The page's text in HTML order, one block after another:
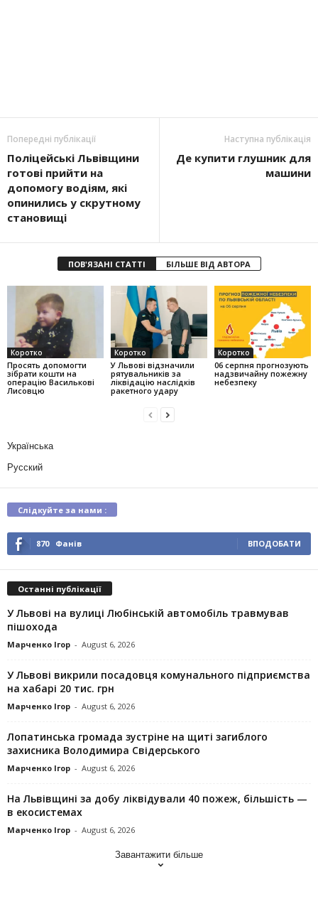
Попередні публікації
Поліцейські Львівщини
готові прийти на
допомогу водіям, які
опинились у скрутному
становищі
Наступна публікація
Де купити глушник для
машини
ПОВ'ЯЗАНІ СТАТТІ БІЛЬШЕ ВІД АВТОРА
Коротко
Просять допомогти
зібрати кошти на
операцію Василькові
Лисовцю
Коротко
У Львові відзначили
рятувальників за
ліквідацію наслідків
ракетного удару
Коротко
06 серпня прогнозують
надзвичайну пожежну
небезпеку
Українська
Русский
Слідкуйте за нами :
870 Фанів ВПОДОБАТИ
Останні публікації
У Львові на вулиці Любінській автомобіль травмував
пішохода
Марченко Ігор - August 6, 2026
У Львові викрили посадовця комунального підприємства
на хабарі 20 тис. грн
Марченко Ігор - August 6, 2026
Лопатинська громада зустріне на щиті загиблого
захисника Володимира Свідерського
Марченко Ігор - August 6, 2026
На Львівщині за добу ліквідували 40 пожеж, більшість —
в екосистемах
Марченко Ігор - August 6, 2026
Завантажити більше